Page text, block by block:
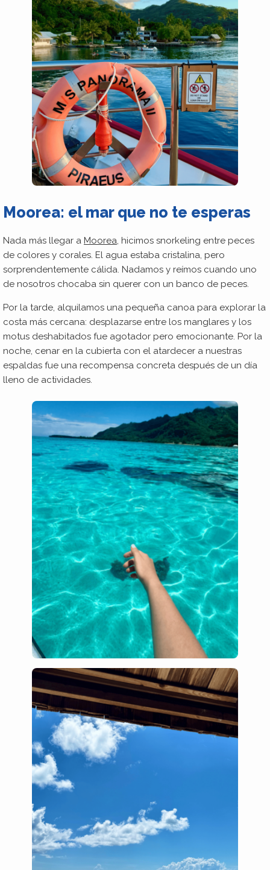
Moorea: el mar que no te esperas
Nada más llegar a Moorea , hicimos snorkeling entre peces
de colores y corales. El agua estaba cristalina, pero
sorprendentemente cálida. Nadamos y reímos cuando uno
de nosotros chocaba sin querer con un banco de peces.
Por la tarde, alquilamos una pequeña canoa para explorar la
costa más cercana: desplazarse entre los manglares y los
motus deshabitados fue agotador pero emocionante. Por la
noche, cenar en la cubierta con el atardecer a nuestras
espaldas fue una recompensa concreta después de un día
lleno de actividades.